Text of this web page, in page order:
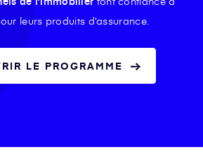
leurs produits d’assurance.
LE PROGRAMME